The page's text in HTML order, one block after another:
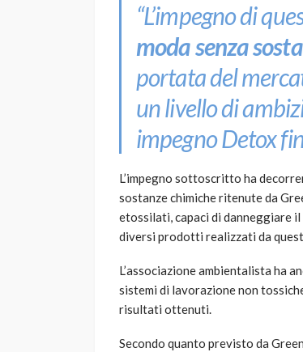
“L’impegno di
moda senza
portata del
un livello di
impegno Detox
L’impegno sottoscritto ha
sostanze chimiche ritenute da
etossilati, capaci di danneggiare
diversi prodotti realizzati da
L’associazione ambientalista ha
sistemi di lavorazione non
risultati ottenuti.
Secondo quanto previsto da